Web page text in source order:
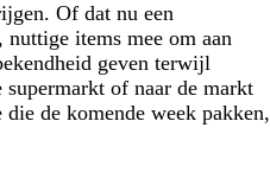
Of dat nu een
nuttige items mee om aan
geven terwijl
supermarkt of naar de markt
de komende week pakken,